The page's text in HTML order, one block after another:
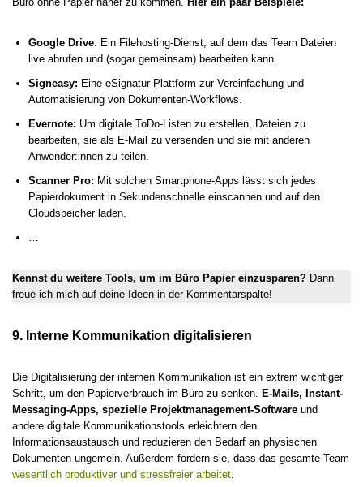
Google Drive: Ein Filehosting-Dienst, auf dem das Team Dateien
live abrufen und (sogar gemeinsam) bearbeiten kann.
Signeasy: Eine eSignatur-Plattform zur Vereinfachung und
Automatisierung von Dokumenten-Workflows.
Evernote: Um digitale ToDo-Listen zu erstellen, Dateien zu
bearbeiten, sie als E-Mail zu versenden und sie mit anderen
Anwender:innen zu teilen.
Scanner Pro: Mit solchen Smartphone-Apps lässt sich jedes
Papierdokument in Sekundenschnelle einscannen und auf den
Cloudspeicher laden.
…
Kennst du weitere Tools, um im Büro Papier einzusparen? Dann
freue ich mich auf deine Ideen in der Kommentarspalte!
9. Interne Kommunikation digitalisieren
Die Digitalisierung der internen Kommunikation ist ein extrem wichtiger
Schritt, um den Papierverbrauch im Büro zu senken. E-Mails, Instant-
Messaging-Apps, spezielle Projektmanagement-Software und
andere digitale Kommunikationstools erleichtern den
Informationsaustausch und reduzieren den Bedarf an physischen
Dokumenten ungemein. Außerdem fördern sie, dass das gesamte Team
wesentlich produktiver und stressfreier arbeitet.